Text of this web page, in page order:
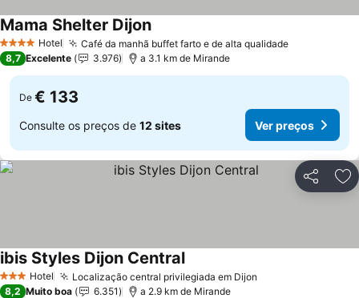
4 EstrelasHotel Café da manhã buffet farto e de alta qualidade
Mama Shelter Dijon
8,7 Excelente 3.976 a 3.1 km de Mirande
De € 133
Consulte os preços de 12 sites Ver preços
Partilhar
3 EstrelasHotel Localização central privilegiada em Dijon
ibis Styles Dijon Central
8,2 Muito boa 6.351 a 2.9 km de Mirande